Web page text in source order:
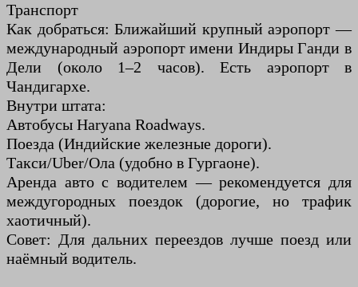
Транспорт
Как добраться: Ближайший крупный аэропорт —
международный аэропорт имени Индиры Ганди в
Дели (около 1–2 часов). Есть аэропорт в
Чандигархе.
Внутри штата:
Автобусы Haryana Roadways.
Поезда (Индийские железные дороги).
Такси/Uber/Ола (удобно в Гургаоне).
Аренда авто с водителем — рекомендуется для
междугородных поездок (дорогие, но трафик
хаотичный).
Совет: Для дальних переездов лучше поезд или
наёмный водитель.